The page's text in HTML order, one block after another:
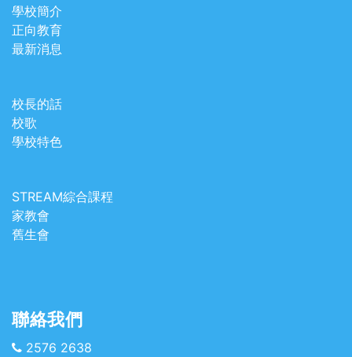
學校簡介
正向教育
最新消息
校長的話
校歌
學校特色
STREAM綜合課程
家教會
舊生會
聯絡我們
2576 2638